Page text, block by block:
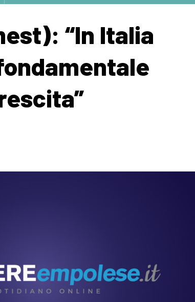
“In Italia